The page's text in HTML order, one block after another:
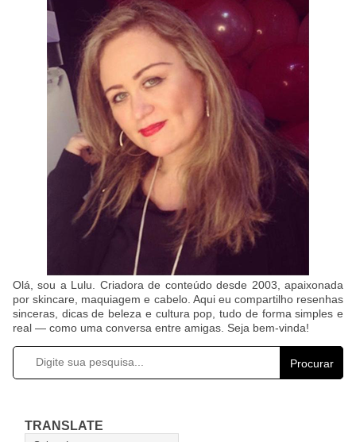
Olá, sou a Lulu. Criadora de conteúdo desde 2003, apaixonada
por skincare, maquiagem e cabelo. Aqui eu compartilho resenhas
sinceras, dicas de beleza e cultura pop, tudo de forma simples e
real — como uma conversa entre amigas. Seja bem-vinda!
Procurar
TRANSLATE